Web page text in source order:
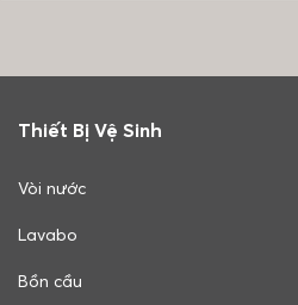
Thiết Bị Vệ Sinh
Vòi nước
Lavabo
Bồn cầu